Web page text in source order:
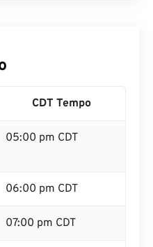
CDT Tempo
05:00 pm CDT
06:00 pm CDT
07:00 pm CDT